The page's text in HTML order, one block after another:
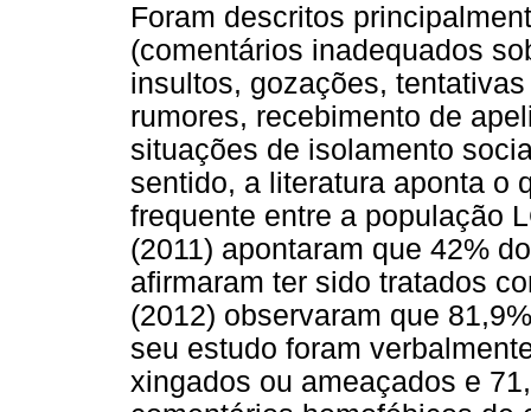
Foram descritos
(comentários inadequados
insultos, gozações,
rumores, recebimento de
situações de isolamento
sentido, a literatura aponta o
frequente entre a população
(2011) apontaram que 42%
afirmaram ter sido tratados
(2012) observaram que
seu estudo foram
xingados ou ameaçados e